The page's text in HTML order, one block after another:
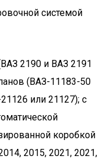
системой
2190 и ВАЗ 2191
(ВАЗ-11183-50
или 21127); с
коробкой
2015, 2021, 2021,